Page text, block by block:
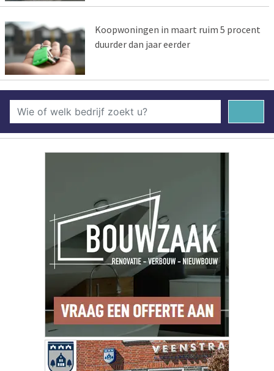
Koopwoningen in maart ruim 5 procent
duurder dan jaar eerder